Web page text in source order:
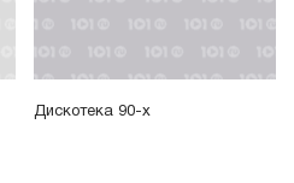
Дискотека 90-х